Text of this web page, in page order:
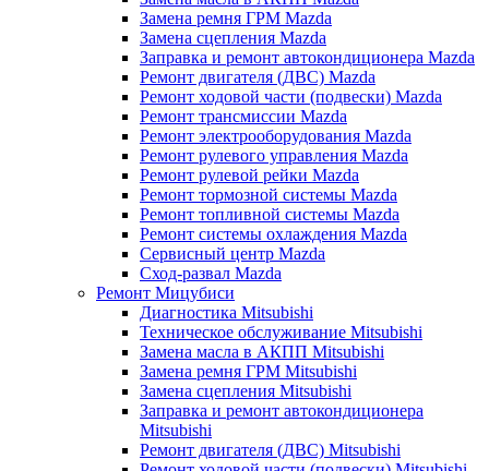
Замена ремня ГРМ Mazda
Замена сцепления Mazda
Заправка и ремонт автокондиционера Mazda
Ремонт двигателя (ДВС) Mazda
Ремонт ходовой части (подвески) Mazda
Ремонт трансмиссии Mazda
Ремонт электрооборудования Mazda
Ремонт рулевого управления Mazda
Ремонт рулевой рейки Mazda
Ремонт тормозной системы Mazda
Ремонт топливной системы Mazda
Ремонт системы охлаждения Mazda
Сервисный центр Mazda
Сход-развал Mazda
Ремонт Мицубиси
Диагностика Mitsubishi
Техническое обслуживание Mitsubishi
Замена масла в АКПП Mitsubishi
Замена ремня ГРМ Mitsubishi
Замена сцепления Mitsubishi
Заправка и ремонт автокондиционера
Mitsubishi
Ремонт двигателя (ДВС) Mitsubishi